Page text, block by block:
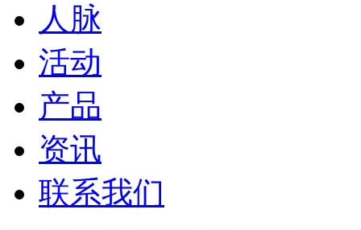
人脉
活动
产品
资讯
联系我们